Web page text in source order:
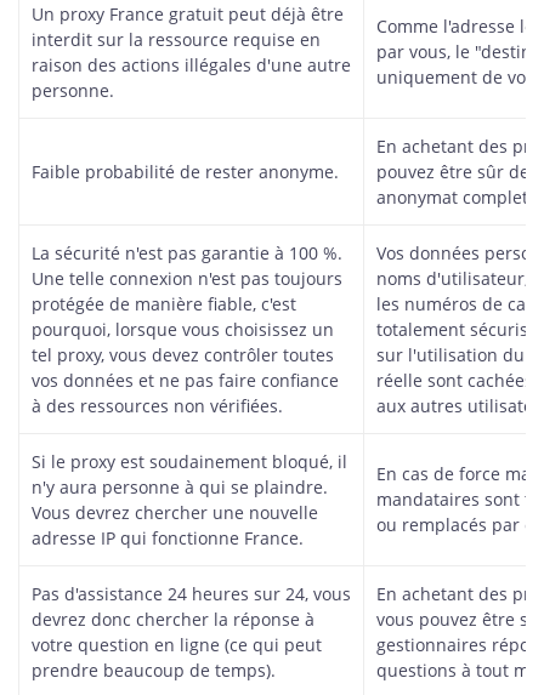
Un proxy France gratuit peut déjà être
interdit sur la ressource requise en
raison des actions illégales d'une autre
personne.
Comme l'adresse
par vous, le
uniquement de vos
Faible probabilité de rester anonyme.
En achetant des
pouvez être sûr de
anonymat complet
La sécurité n'est pas garantie à 100 %.
Une telle connexion n'est pas toujours
protégée de manière fiable, c'est
pourquoi, lorsque vous choisissez un
tel proxy, vous devez contrôler toutes
vos données et ne pas faire confiance
à des ressources non vérifiées.
Vos données
noms d'utilisateur,
les numéros de
totalement
sur l'utilisation du
réelle sont cachées
aux autres
Si le proxy est soudainement bloqué, il
n'y aura personne à qui se plaindre.
Vous devrez chercher une nouvelle
adresse IP qui fonctionne France.
En cas de force
mandataires sont
ou remplacés par
Pas d'assistance 24 heures sur 24, vous
devrez donc chercher la réponse à
votre question en ligne (ce qui peut
prendre beaucoup de temps).
En achetant des
vous pouvez être
gestionnaires
questions à tout